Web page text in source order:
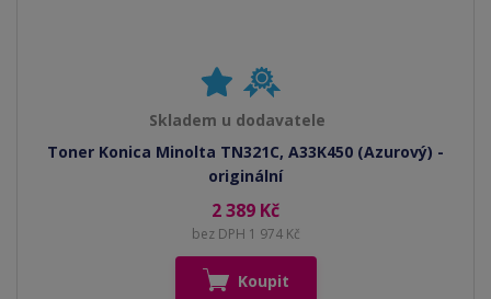
Skladem u dodavatele
Toner Konica Minolta TN321C, A33K450 (Azurový) -
originální
2 389 Kč
bez DPH 1 974 Kč
Koupit